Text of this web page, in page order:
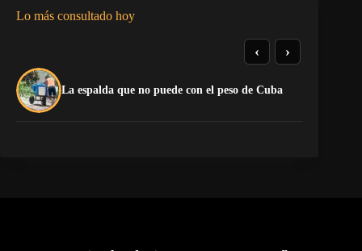
Lo más consultado hoy
La espalda que no puede con el peso de Cuba
‹ ›